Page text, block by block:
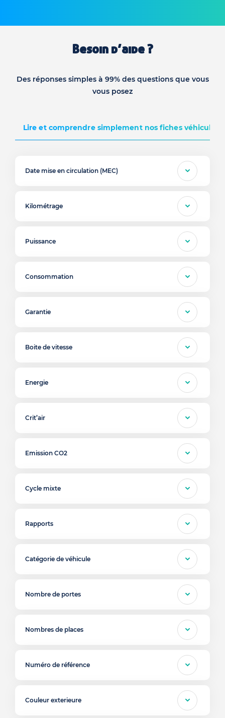
Besoin d’aide ?
Des réponses simples à 99% des questions que vous
vous posez
Lire et comprendre simplement nos fiches véhicules
Date mise en circulation (MEC)
Kilométrage
Puissance
Consommation
Garantie
Boite de vitesse
Energie
Crit’air
Emission CO2
Cycle mixte
Rapports
Catégorie de véhicule
Nombre de portes
Nombres de places
Numéro de référence
Couleur exterieure